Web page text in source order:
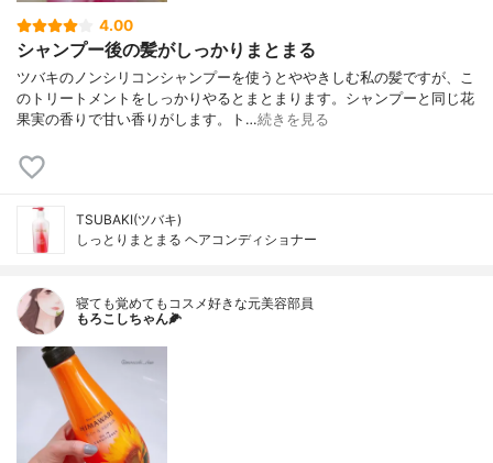
4.00
シャンプー後の髪がしっかりまとまる
ツバキのノンシリコンシャンプーを使うとややきしむ私の髪ですが、こ
のトリートメントをしっかりやるとまとまります。シャンプーと同じ花
果実の香りで甘い香りがします。ト…続きを見る
TSUBAKI(ツバキ)
しっとりまとまる ヘアコンディショナー
寝ても覚めてもコスメ好きな元美容部員
もろこしちゃん🌽